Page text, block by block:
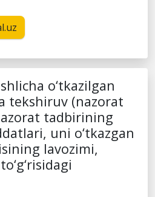
o‘tkazilgan
tekshiruv (nazorat
tadbirining
uni o‘tkazgan
lavozimi,